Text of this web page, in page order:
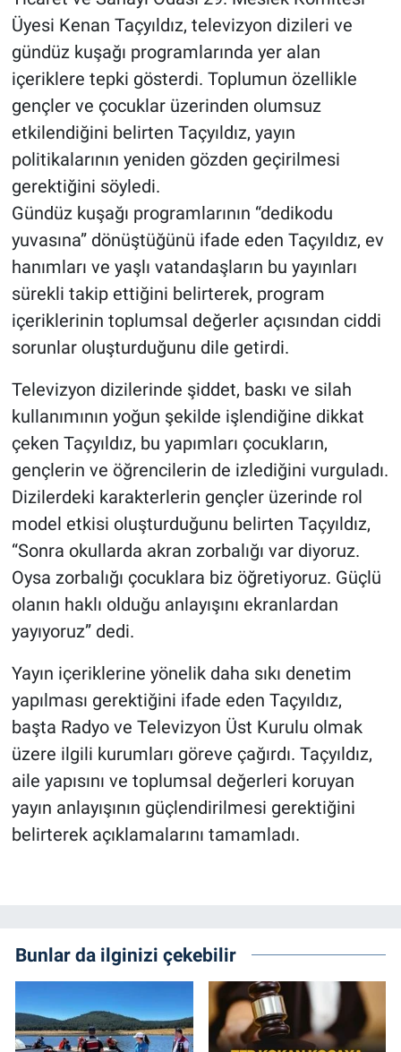
Üyesi Kenan Taçyıldız, televizyon dizileri ve
gündüz kuşağı programlarında yer alan
içeriklere tepki gösterdi. Toplumun özellikle
gençler ve çocuklar üzerinden olumsuz
etkilendiğini belirten Taçyıldız, yayın
politikalarının yeniden gözden geçirilmesi
gerektiğini söyledi.
Gündüz kuşağı programlarının “dedikodu
yuvasına” dönüştüğünü ifade eden Taçyıldız, ev
hanımları ve yaşlı vatandaşların bu yayınları
sürekli takip ettiğini belirterek, program
içeriklerinin toplumsal değerler açısından ciddi
sorunlar oluşturduğunu dile getirdi.
Televizyon dizilerinde şiddet, baskı ve silah
kullanımının yoğun şekilde işlendiğine dikkat
çeken Taçyıldız, bu yapımları çocukların,
gençlerin ve öğrencilerin de izlediğini vurguladı.
Dizilerdeki karakterlerin gençler üzerinde rol
model etkisi oluşturduğunu belirten Taçyıldız,
“Sonra okullarda akran zorbalığı var diyoruz.
Oysa zorbalığı çocuklara biz öğretiyoruz. Güçlü
olanın haklı olduğu anlayışını ekranlardan
yayıyoruz” dedi.
Yayın içeriklerine yönelik daha sıkı denetim
yapılması gerektiğini ifade eden Taçyıldız,
başta Radyo ve Televizyon Üst Kurulu olmak
üzere ilgili kurumları göreve çağırdı. Taçyıldız,
aile yapısını ve toplumsal değerleri koruyan
yayın anlayışının güçlendirilmesi gerektiğini
belirterek açıklamalarını tamamladı.
Bunlar da ilginizi çekebilir